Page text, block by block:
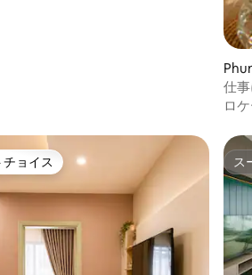
仕
ル
ロ
チョイス
ョイス ス
ス